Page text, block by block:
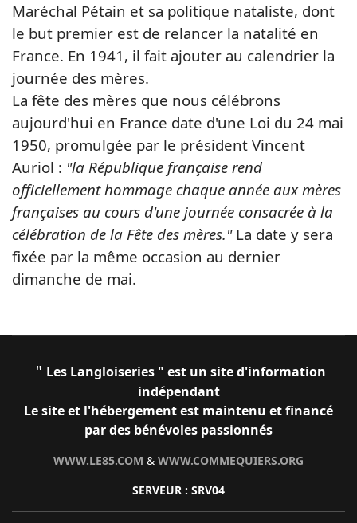
Maréchal Pétain et sa politique nataliste, dont
le but premier est de relancer la natalité en
France. En 1941, il fait ajouter au calendrier la
journée des mères.
La fête des mères que nous célébrons
aujourd'hui en France date d'une Loi du 24 mai
1950, promulgée par le président Vincent
Auriol : "la République française rend
officiellement hommage chaque année aux mères
françaises au cours d'une journée consacrée à la
célébration de la Fête des mères."La date y sera
fixée par la même occasion au dernier
dimanche de mai.
" Les Langloiseries " est un site d'information
indépendant
Le site et l'hébergement est maintenu et financé
par des bénévoles passionnés
WWW.LE85.COM & WWW.COMMEQUIERS.ORG
SERVEUR : SRV04